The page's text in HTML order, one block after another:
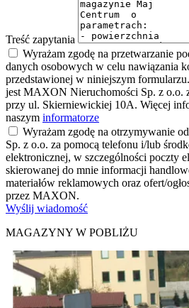
Treść zapytania
Wyrażam zgodę na przetwarzanie
danych osobowych w celu nawiązania
przedstawionej w niniejszym
jest MAXON Nieruchomości Sp. z o.o.
przy ul. Skierniewickiej 10A. Więcej
naszym informatorze
Wyrażam zgodę na otrzymywanie
Sp. z o.o. za pomocą telefonu i/lub
elektronicznej, w szczególności poczty
skierowanej do mnie informacji
materiałów reklamowych oraz ofert/
przez MAXON.
Wyślij wiadomość
MAGAZYNY W POBLIŻU